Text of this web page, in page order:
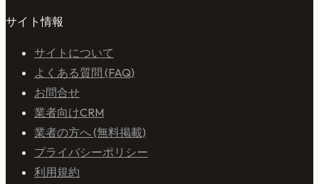
サイト情報
サイトについて
よくある質問 (FAQ)
お問合せ
業者向けCRM
業者の方へ (無料掲載)
プライバシーポリシー
利用規約